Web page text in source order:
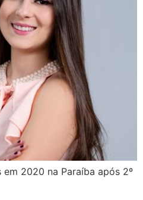
2020 na Paraíba após 2º